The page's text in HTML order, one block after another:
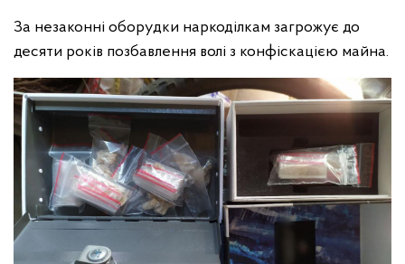
За незаконні оборудки наркоділкам загрожує до
десяти років позбавлення волі з конфіскацією майна.